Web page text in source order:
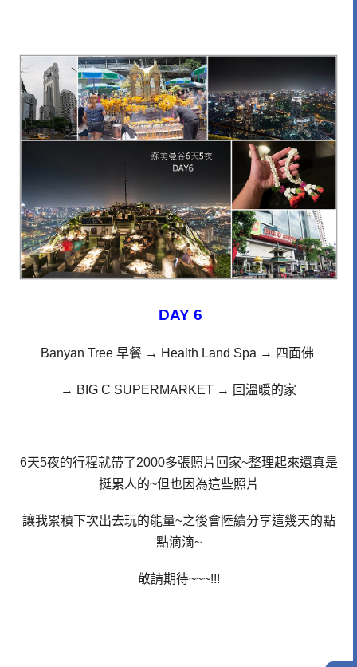
DAY 6
Banyan Tree 早餐 → Health Land Spa → 四面佛
→ BIG C SUPERMARKET → 回溫暖的家
6天5夜的行程就帶了2000多張照片回家~整理起來還真是
挺累人的~但也因為這些照片
讓我累積下次出去玩的能量~之後會陸續分享這幾天的點
點滴滴~
敬請期待~~~!!!